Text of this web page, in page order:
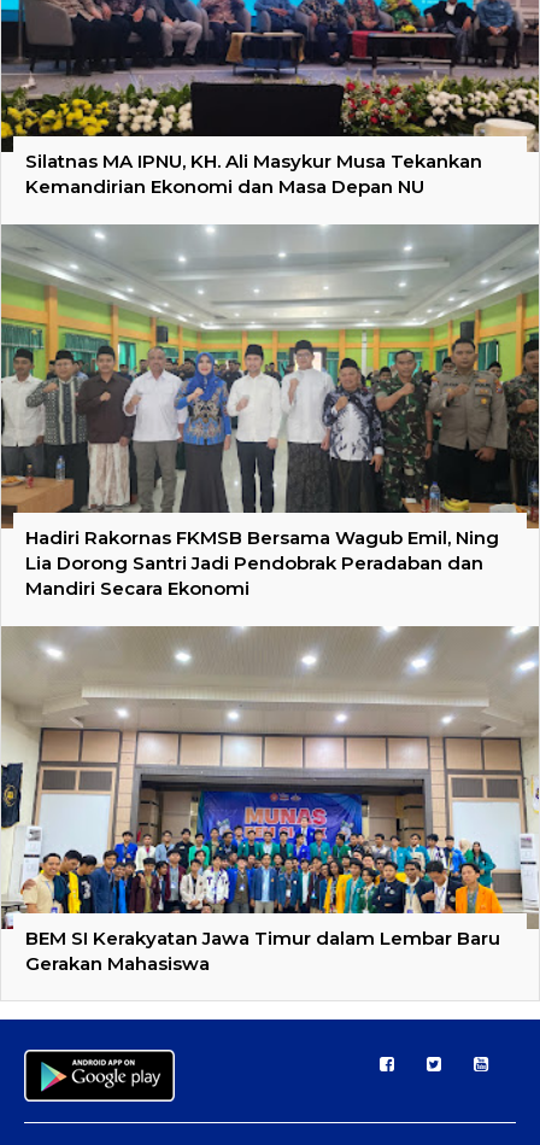
Silatnas MA IPNU, KH. Ali Masykur Musa Tekankan
Kemandirian Ekonomi dan Masa Depan NU
Hadiri Rakornas FKMSB Bersama Wagub Emil, Ning
Lia Dorong Santri Jadi Pendobrak Peradaban dan
Mandiri Secara Ekonomi
BEM SI Kerakyatan Jawa Timur dalam Lembar Baru
Gerakan Mahasiswa